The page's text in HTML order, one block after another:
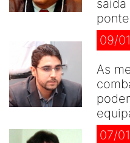
09/
As
07/